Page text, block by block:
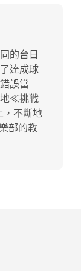
的台日
達成球
誤當
地≪挑戦
，不斷地
部的教